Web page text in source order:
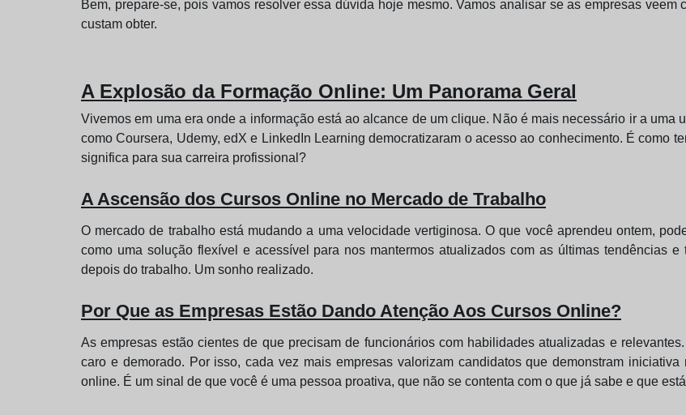
Bem, prepare-se, pois vamos resolver essa dúvida hoje mesmo. Vamos analisar se as empresas
custam obter.
A Explosão da Formação Online: Um Panorama Geral
Vivemos em uma era onde a informação está ao alcance de um clique. Não é mais necessário ir a
como Coursera, Udemy, edX e LinkedIn Learning democratizaram o acesso ao conhecimento. É como
significa para sua carreira profissional?
A Ascensão dos Cursos Online no Mercado de Trabalho
O mercado de trabalho está mudando a uma velocidade vertiginosa. O que você aprendeu ontem,
como uma solução flexível e acessível para nos mantermos atualizados com as últimas tendências
depois do trabalho. Um sonho realizado.
Por Que as Empresas Estão Dando Atenção Aos Cursos Online?
As empresas estão cientes de que precisam de funcionários com habilidades atualizadas e
caro e demorado. Por isso, cada vez mais empresas valorizam candidatos que demonstram
online. É um sinal de que você é uma pessoa proativa, que não se contenta com o que já sabe e que